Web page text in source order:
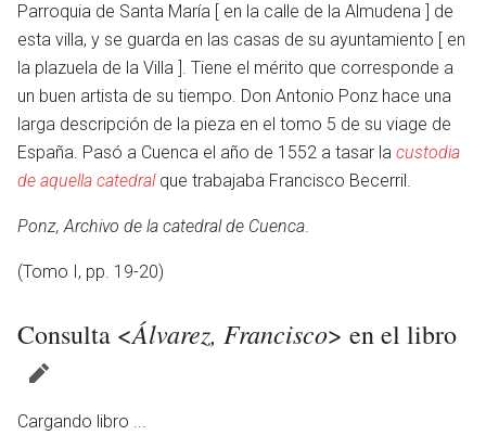
Parroquia de Santa María [ en la calle de la Almudena ] de
esta villa, y se guarda en las casas de su ayuntamiento [ en
la plazuela de la Villa ]. Tiene el mérito que corresponde a
un buen artista de su tiempo. Don Antonio Ponz hace una
larga descripción de la pieza en el tomo 5 de su viage de
España. Pasó a Cuenca el año de 1552 a tasar la custodia
de aquella catedralque trabajaba Francisco Becerril.
Ponz, Archivo de la catedral de Cuenca.
(Tomo I, pp. 19-20)
Consulta <Álvarez, Francisco> en el libro
Cargando libro ...